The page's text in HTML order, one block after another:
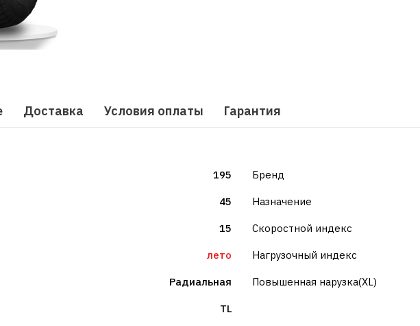
Доставка Условия оплаты Гарантия
195
45
15
лето
Радиальная
TL
Бренд
Назначение
Скоростной индекс
Нагрузочный индекс
Повышенная нарузка(XL)